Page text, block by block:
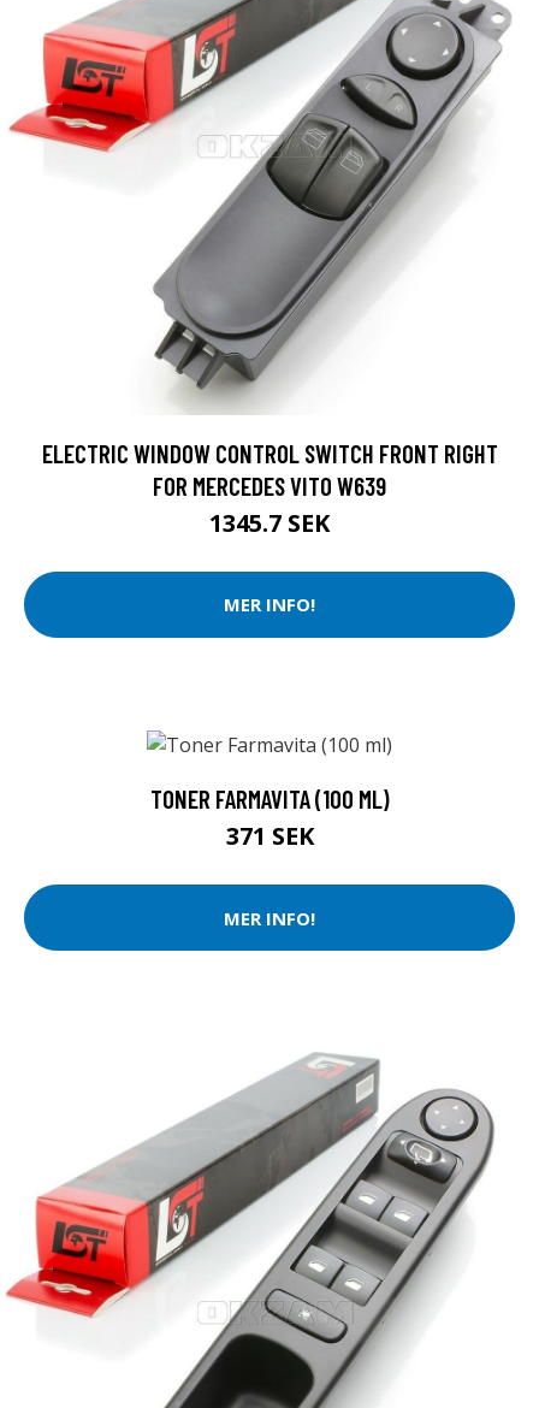
ELECTRIC WINDOW CONTROL SWITCH FRONT RIGHT
FOR MERCEDES VITO W639
1345.7 SEK
MER INFO!
TONER FARMAVITA (100 ML)
371 SEK
MER INFO!